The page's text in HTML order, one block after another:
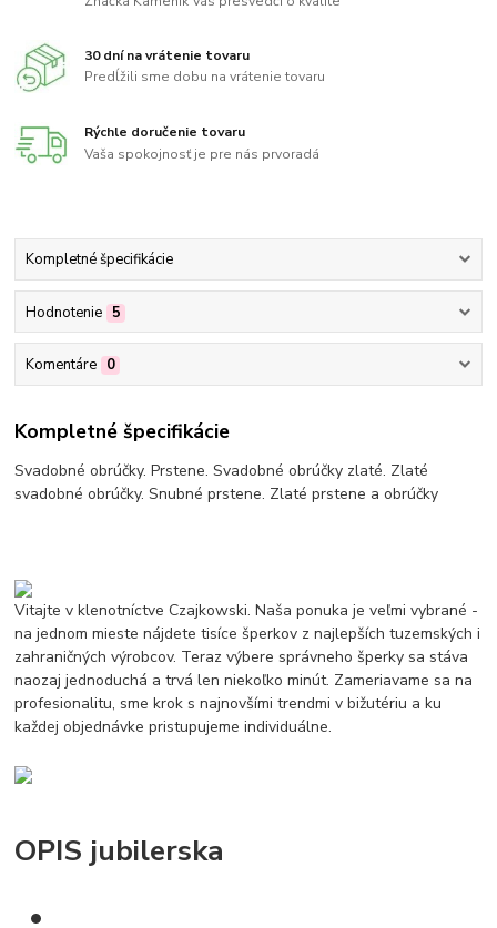
30 dní na vrátenie tovaru
Predĺžili sme dobu na vrátenie tovaru
Rýchle doručenie tovaru
Vaša spokojnosť je pre nás prvoradá
Kompletné špecifikácie
Hodnotenie 5
Komentáre 0
Kompletné špecifikácie
Svadobné obrúčky. Prstene. Svadobné obrúčky zlaté. Zlaté
svadobné obrúčky. Snubné prstene. Zlaté prstene a obrúčky
Vitajte v klenotníctve Czajkowski. Naša ponuka je veľmi vybrané -
na jednom mieste nájdete tisíce šperkov z najlepších tuzemských i
zahraničných výrobcov. Teraz výbere správneho šperky sa stáva
naozaj jednoduchá a trvá len niekoľko minút. Zameriavame sa na
profesionalitu, sme krok s najnovšími trendmi v bižutériu a ku
každej objednávke pristupujeme individuálne.
OPIS jubilerska